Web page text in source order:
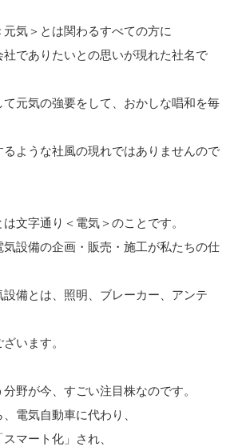
元気＞とは関わるすべての方に
社でありたいとの思いが現れた社名で
元気の強要をして、おかしな唱和を毎
ような社風の現れではありませんので
文字通り＜電気＞のことです。
設備の企画・販売・施工が私たちの仕
備とは、照明、ブレーカー、アンテ
います。
野が今、すごい注目株なのです。
電気自動車に代わり、
マート化」され、